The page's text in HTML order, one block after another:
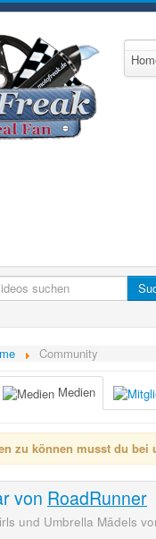
Community
Medien
zu können musst du
von RoadRunner
und Umbrella Mädels